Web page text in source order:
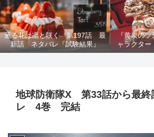
薫る花は凛と咲く 第197話 最
新話 ネタバレ『試験結果』
『黄泉の
ャラクタ
死亡キャ
地球防衛隊X 第33話から最
レ 4巻 完結